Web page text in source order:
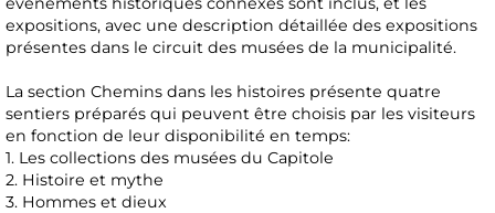
expositions, avec une description détaillée des expositions
présentes dans le circuit des musées de la municipalité.
La section Chemins dans les histoires présente quatre
sentiers préparés qui peuvent être choisis par les visiteurs
en fonction de leur disponibilité en temps:
1. Les collections des musées du Capitole
2. Histoire et mythe
3. Hommes et dieux